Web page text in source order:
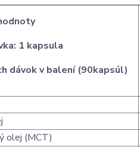
1 kapsula
dávok v balení (90kapsúl)
olej (MCT)